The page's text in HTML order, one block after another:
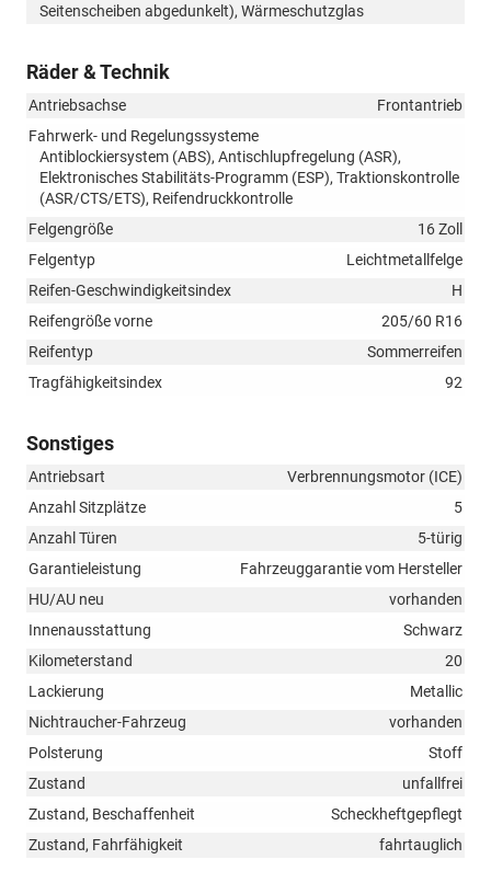
Seitenscheiben abgedunkelt), Wärmeschutzglas
Räder & Technik
Antriebsachse
Frontantrieb
Fahrwerk- und Regelungssysteme
Antiblockiersystem (ABS), Antischlupfregelung (ASR),
Elektronisches Stabilitäts-Programm (ESP), Traktionskontrolle
(ASR/CTS/ETS), Reifendruckkontrolle
Felgengröße
16 Zoll
Felgentyp
Leichtmetallfelge
Reifen-Geschwindigkeitsindex
H
Reifengröße vorne
205/60 R16
Reifentyp
Sommerreifen
Tragfähigkeitsindex
92
Sonstiges
Antriebsart
Verbrennungsmotor (ICE)
Anzahl Sitzplätze
5
Anzahl Türen
5-türig
Garantieleistung
Fahrzeuggarantie vom Hersteller
HU/AU neu
vorhanden
Innenausstattung
Schwarz
Kilometerstand
20
Lackierung
Metallic
Nichtraucher-Fahrzeug
vorhanden
Polsterung
Stoff
Zustand
unfallfrei
Zustand, Beschaffenheit
Scheckheftgepflegt
Zustand, Fahrfähigkeit
fahrtauglich